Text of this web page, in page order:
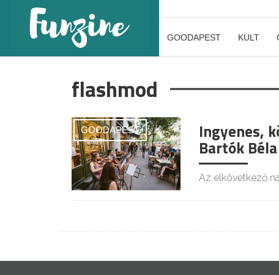
GOODAPEST KULT
flashmod
GOODAPEST Ingyenes,
Bartók
Az elkövetkező